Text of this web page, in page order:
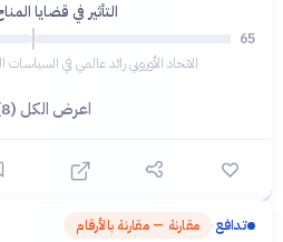
التأثير في قضايا
65
الاتحاد الأوروبي رائد عالمي في السياسات
اعرض الكل (8) ←
تدافع› مقارنة — مقارنة بالأرقام